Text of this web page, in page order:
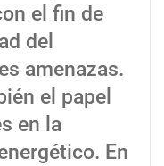
el fin de
del
amenazas.
el papel
en la
En